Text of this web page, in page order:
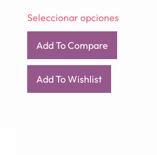
Seleccionar opciones
Add To Compare
Add To Wishlist